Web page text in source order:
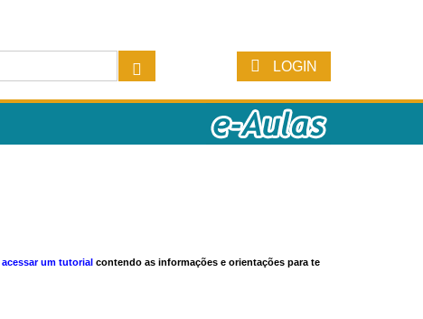
LOGIN
acessar um tutorial contendo as informações e orientações para te